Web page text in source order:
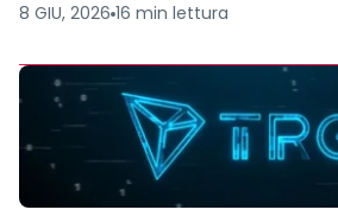
8 GIU, 2026 16 min lettura